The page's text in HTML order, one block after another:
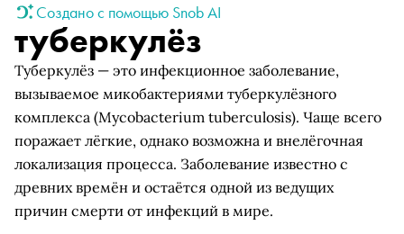
Создано с помощью Snob AI
туберкулёз
Туберкулёз — это инфекционное заболевание,
вызываемое микобактериями туберкулёзного
комплекса (Mycobacterium tuberculosis). Чаще всего
поражает лёгкие, однако возможна и внелёгочная
локализация процесса. Заболевание известно с
древних времён и остаётся одной из ведущих
причин смерти от инфекций в мире.